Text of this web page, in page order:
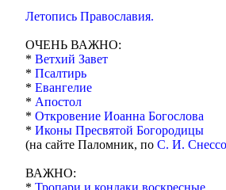
Летопись Православия.
ОЧЕНЬ ВАЖНО:
* Ветхий Завет
* Псалтирь
* Евангелие
* Апостол
* Откровение Иоанна Богослова
* Иконы Пресвятой Богородицы
(на сайте Паломник, по С. И.
ВАЖНО:
* Тропари и кондаки воскресные